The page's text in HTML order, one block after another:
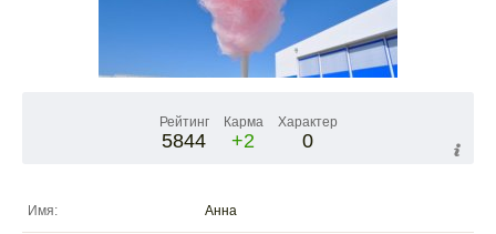
Рейтинг
5844
Карма
+2
Характер
0
Имя: Анна